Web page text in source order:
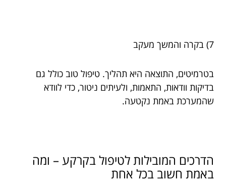
7) בקרה והמשך מעקב
בטרמיטים, התוצאה היא תהליך. טיפול טוב כולל גם
בדיקות וודאות, התאמות, ולעיתים ניטור, כדי לוודא
שהמערכת באמת נקטעה.
הדרכים המובילות לטיפול בקרקע – ומה
באמת חשוב בכל אחת